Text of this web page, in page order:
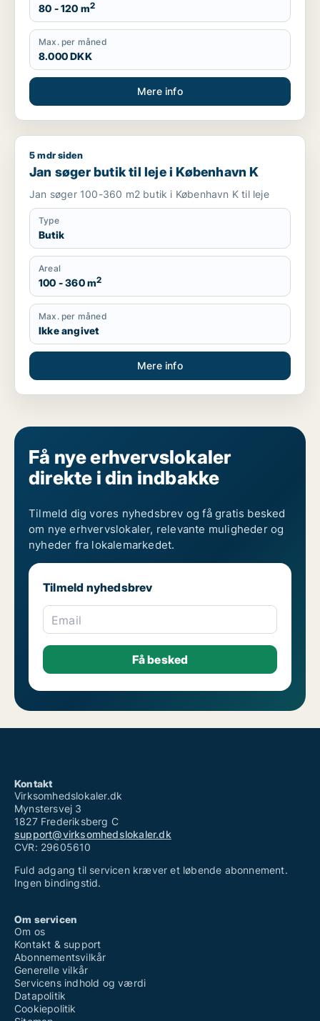
80 - 120 m2
Max. per måned
8.000 DKK
Mere info
Jan søger butik til leje i København K
5 mdr siden
Jan søger butik til leje i København K
Jan søger 100-360 m2 butik i København K til leje
Type
Butik
Areal
100 - 360 m2
Max. per måned
Ikke angivet
Mere info
Få nye erhvervslokaler
direkte i din indbakke
Tilmeld dig vores nyhedsbrev og få gratis besked
om nye erhvervslokaler, relevante muligheder og
nyheder fra lokalemarkedet.
Tilmeld nyhedsbrev
Email
Kontakt
Virksomhedslokaler.dk
Mynstersvej 3
1827 Frederiksberg C
support@virksomhedslokaler.dk
CVR: 29605610
Fuld adgang til servicen kræver et løbende abonnement.
Ingen bindingstid.
Om servicen
Om os
Kontakt & support
Abonnementsvilkår
Generelle vilkår
Servicens indhold og værdi
Datapolitik
Cookiepolitik